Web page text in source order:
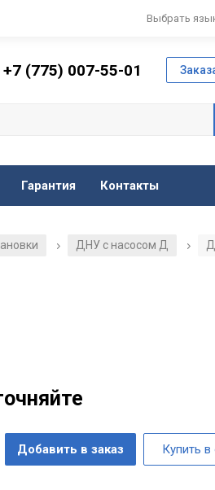
Выбрать
+7 (775) 007-55-01
Гарантия Контакты
/ ДНУ с насосом Д /